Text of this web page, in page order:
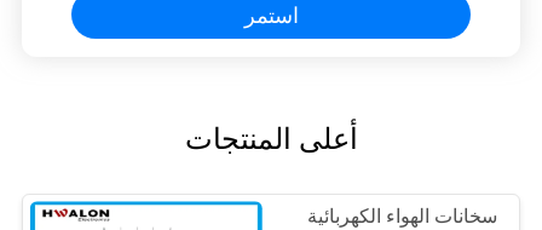
استمر
أعلى المنتجات
سخانات الهواء الكهربائية